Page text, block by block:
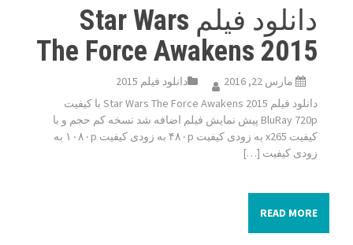
دانلود فیلم Star Wars
The Force Awakens 2015
مارس 22, 2016
دانلود فیلم 2015
دانلود فیلم Star Wars The Force Awakens 2015 با کیفیت
BluRay 720p پیش نمایش فیلم اضافه شد نسخه کم حجم و با
کیفیت x265 به زودی کیفیت ۴۸۰p به زودی کیفیت ۱۰۸۰p به
زودی کیفیت […]
READ MORE